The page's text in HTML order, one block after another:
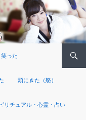
笑った
頭にきた（怒）
リチュアル・心霊・占い